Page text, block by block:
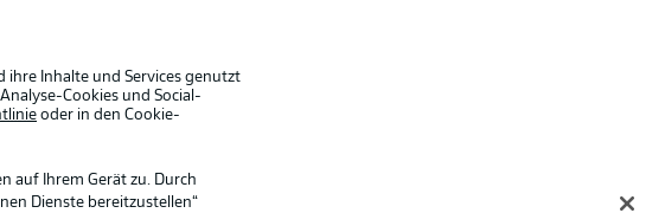
Spieler
AGB
Inhalte und Services genutzt
Cookies und Social-
oder in den Cookie-
auf Ihrem Gerät zu. Durch
Dienste bereitzustellen“